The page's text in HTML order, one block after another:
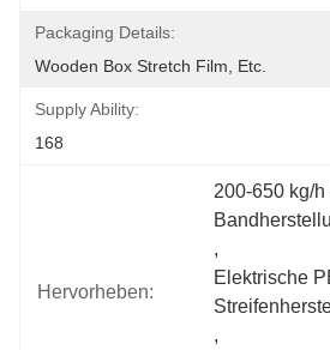
Packaging Details:
Wooden Box Stretch Film, Etc.
Supply Ability:
168
Hervorheben:
200-650 kg/h
,
Elektrische
,